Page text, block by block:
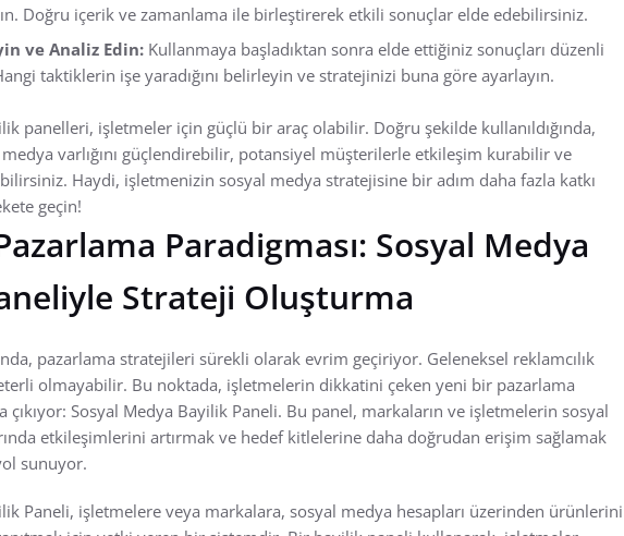
Doğru içerik ve zamanlama ile birleştirerek etkili sonuçlar elde edebilirsiniz.
ve Analiz Edin: Kullanmaya başladıktan sonra elde ettiğiniz sonuçları düzenli
taktiklerin işe yaradığını belirleyin ve stratejinizi buna göre ayarlayın.
panelleri, işletmeler için güçlü bir araç olabilir. Doğru şekilde kullanıldığında,
medya varlığını güçlendirebilir, potansiyel müşterilerle etkileşim kurabilir ve
Haydi, işletmenizin sosyal medya stratejisine bir adım daha fazla katkı
geçin!
Paradigması: Sosyal Medya
Strateji Oluşturma
pazarlama stratejileri sürekli olarak evrim geçiriyor. Geleneksel reklamcılık
olmayabilir. Bu noktada, işletmelerin dikkatini çeken yeni bir pazarlama
çıkıyor: Sosyal Medya Bayilik Paneli. Bu panel, markaların ve işletmelerin sosyal
etkileşimlerini artırmak ve hedef kitlelerine daha doğrudan erişim sağlamak
sunuyor.
Paneli, işletmelere veya markalara, sosyal medya hesapları üzerinden ürünlerini